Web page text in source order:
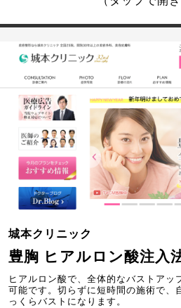
城本クリニック
豊胸 ヒアルロン酸注入
ヒアルロン酸で、全体的なバストアッ
可能です。切らずに短時間の施術で、
っくらバストになります。